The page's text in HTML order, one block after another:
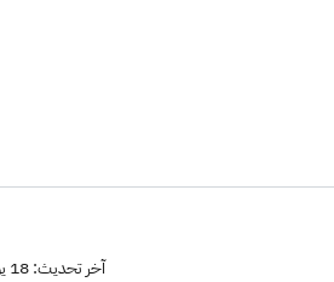
آخر تحديث: 18 يونيو 2026 01:16 م المملكة العربية السعودية